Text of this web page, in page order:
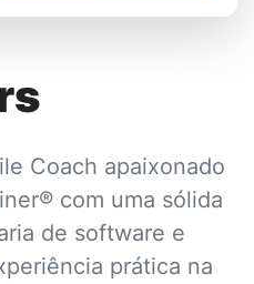
Coach apaixonado
com uma sólida
de software e
prática na